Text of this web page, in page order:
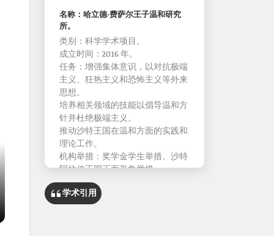
名称：哈立德·费萨尔王子温和研究
所。
类别：科学学术项目。
成立时间：2016 年。
任务：增强集体意识，以对抗极端
主义、狂热主义和恐怖主义等外来
思想。
培养相关领域的技能以倡导温和方
针并杜绝极端主义。
推动沙特王国在温和方面的实践和
理论工作。
机构举措：奖学金学生举措、沙特
阿拉伯王国正面形象举措。
学术引用